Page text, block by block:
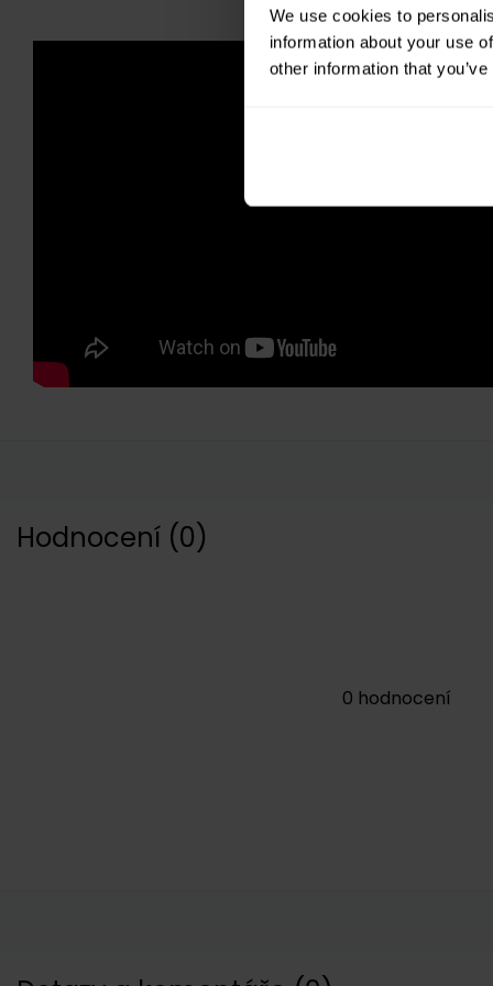
We use cookies to
information about your use
other information that
Hodnocení (0)
0 hodnocení